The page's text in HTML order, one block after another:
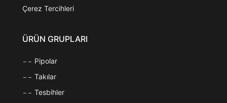
Çerez Tercihleri
ÜRÜN GRUPLARI
Pipolar
Takılar
Tesbihler